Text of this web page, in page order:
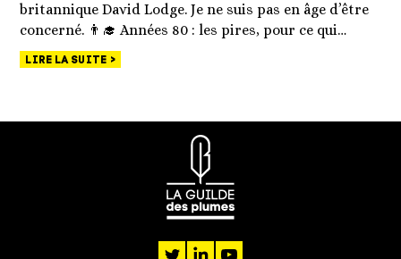
britannique David Lodge. Je ne suis pas en âge d’être
concerné. 👨‍🎓 Années 80 : les pires, pour ce qui…
LIRE LA SUITE
twitterlinkedin